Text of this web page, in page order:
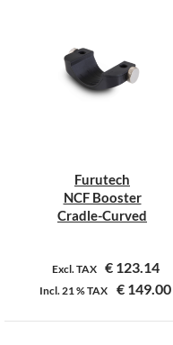
Furutech
NCF Booster
Cradle-Curved
Excl. TAX €123.14
Incl.21 %TAX € 149.00